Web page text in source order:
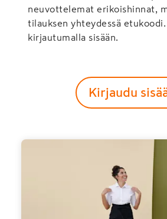
neuvottelemat erikoishinnat,
tilauksen yhteydessä
kirjautumalla sisään.
Kirjaudu